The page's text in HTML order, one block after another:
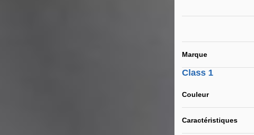
Marque
Class 1
Couleur
Caractéristiques